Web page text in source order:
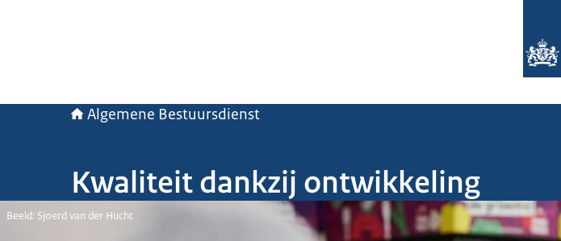
Algemene Bestuursdienst
Kwaliteit dankzij ontwikkeling
Beeld: Sjoerd van der Hucht